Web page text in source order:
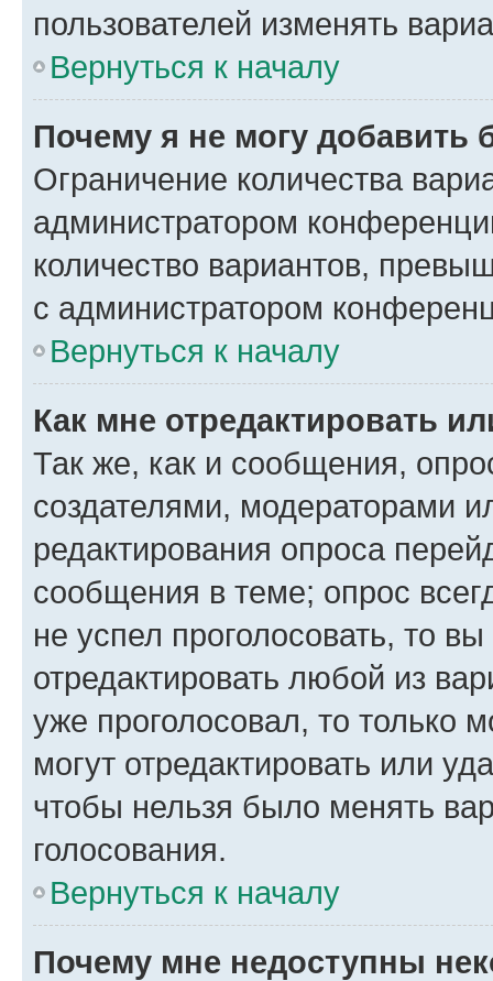
пользователей изменять
Вернуться к началу
Почему я не могу добавить
Ограничение количества
администратором
количество вариантов,
с администратором
Вернуться к началу
Как мне отредактировать
Так же, как и сообщения,
создателями, модераторами
редактирования опроса
сообщения в теме; опрос
не успел проголосовать, то
отредактировать любой из
уже проголосовал, то только
могут отредактировать или
чтобы нельзя было менять
голосования.
Вернуться к началу
Почему мне недоступны